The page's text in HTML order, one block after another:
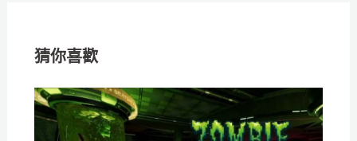
猜你喜歡